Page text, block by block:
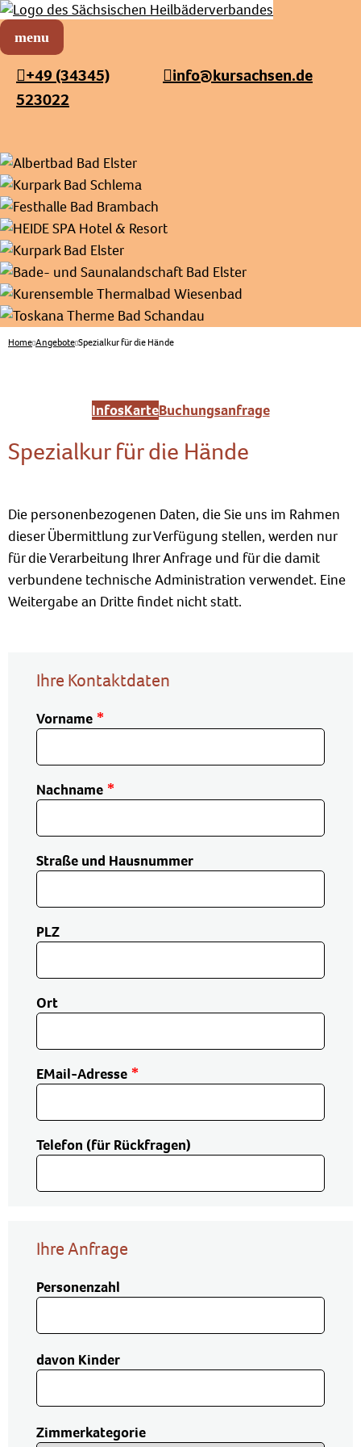
Sächsischer Heilbäderverband
+49 (34345)
523022
info@kursachsen.de
Home Angebote Spezialkur für die Hände
InfosKarteBuchungsanfrage
Spezialkur für die Hände
Die personenbezogenen Daten, die Sie uns im Rahmen
dieser Übermittlung zur Verfügung stellen, werden nur
für die Verarbeitung Ihrer Anfrage und für die damit
verbundene technische Administration verwendet. Eine
Weitergabe an Dritte findet nicht statt.
Ihre Kontaktdaten
Vorname
Nachname
Straße und Hausnummer
PLZ
Ort
EMail-Adresse
Telefon (für Rückfragen)
Ihre Anfrage
Personenzahl
davon Kinder
Zimmerkategorie